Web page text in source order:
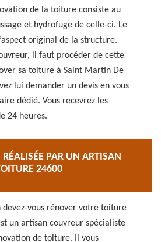
de la toiture consiste au
et hydrofuge de celle-ci. Le
original de la structure.
il faut procéder de cette
sa toiture à Saint Martin De
lui demander un devis en vous
dédié. Vous recevrez les
24 heures.
PAR UN ARTISAN
24600
devez-vous rénover votre toiture
un artisan couvreur spécialiste
de toiture. Il vous